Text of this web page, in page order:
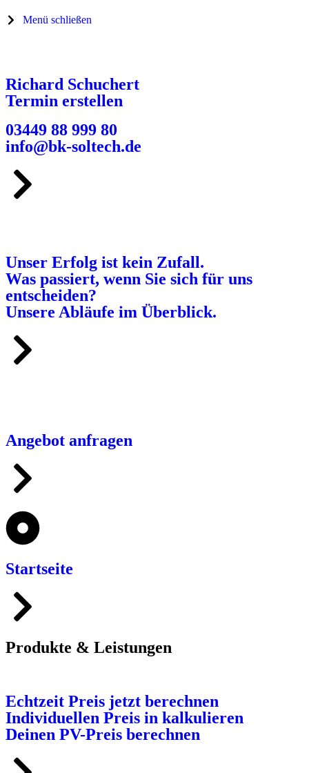
Menü schließen
Richard Schuchert
Termin erstellen
03449 88 999 80
info@bk-soltech.de
Unser Erfolg ist kein Zufall.
Was passiert, wenn Sie sich für uns
entscheiden?
Unsere Abläufe im Überblick.
Angebot anfragen
Startseite
Produkte & Leistungen
Echtzeit Preis jetzt berechnen
Individuellen Preis in kalkulieren
Deinen PV-Preis berechnen